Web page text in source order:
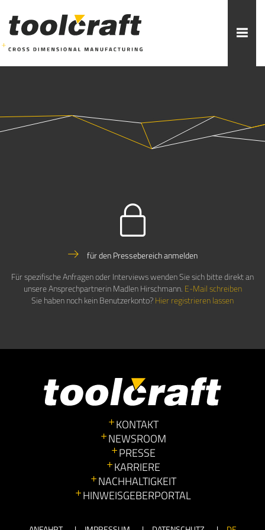
für den Pressebereich anmelden
Für spezifische Anfragen oder Interviews wenden Sie sich bitte direkt an
unsere Ansprechpartnerin Madlen Hirschmann. E-Mail schreiben
Sie haben noch kein Benutzerkonto?Hier registrieren lassen
KONTAKT
NEWSROOM
PRESSE
KARRIERE
NACHHALTIGKEIT
HINWEISGEBERPORTAL
ADDITIVE FERTIGUNG ROBOTIK ZERSPANUNG
AUSBILDUNG